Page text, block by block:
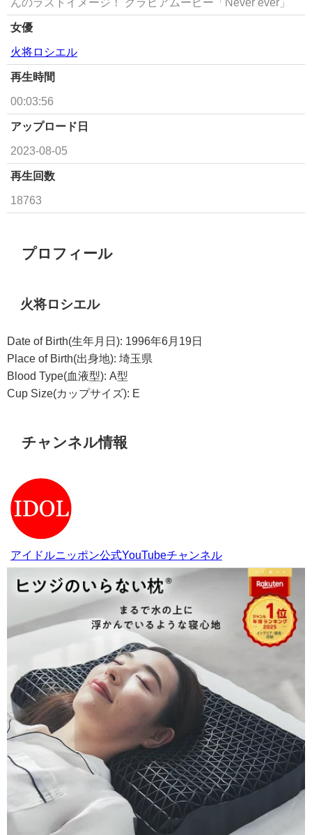
んのラストイメージ！ グラビアムービー「Never ever」
女優
火将ロシエル
再生時間
00:03:56
アップロード日
2023-08-05
再生回数
18763
プロフィール
火将ロシエル
Date of Birth(生年月日): 1996年6月19日
Place of Birth(出身地): 埼玉県
Blood Type(血液型): A型
Cup Size(カップサイズ): E
チャンネル情報
アイドルニッポン公式YouTubeチャンネル